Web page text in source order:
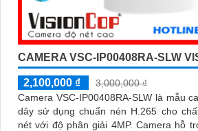
CAMERA VSC-IP00408RA-SLW
2,100,000 ₫
3,000,000 ₫
Camera VSC-IP00408RA-SLW là mẫu
dây sử dụng chuẩn nén H.265 cho
nét với độ phân giải 4MP. Camera hỗ trợ xoay 360 độ, đàm